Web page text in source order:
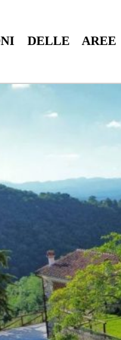
DELLE AREE